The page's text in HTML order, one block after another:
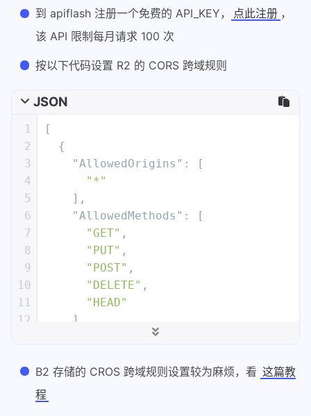
到 apiflash 注册一个免费的 API_KEY， 点此注册 ，
该 API 限制每月请求 100 次
按以下代码设置 R2 的 CORS 跨域规则
JSON
1
2
3
4
5
6
7
8
9
10
11
12
15
[
{
"AllowedOrigins" :
[
"*"
] ,
"AllowedMethods" :
[
"GET" ,
"PUT" ,
"POST" ,
"DELETE" ,
"HEAD"
]
"AllowedHeaders"
],
B2 存储的 CROS 跨域规则设置较为麻烦，看 这篇教
程